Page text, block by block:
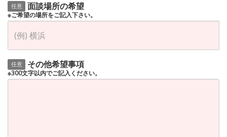
任意 面談場所の希望
※ご希望の場所をご記入下さい。
任意 その他希望事項
※300文字以内でご記入ください。